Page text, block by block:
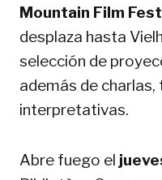
Mountain Film
desplaza hasta
selección de
además de charlas,
interpretativas.
Abre fuego el